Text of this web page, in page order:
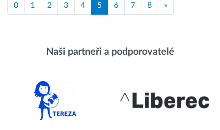
0 1 2 3 4 5 6 7 8 »
Naši partneři a podporovatelé